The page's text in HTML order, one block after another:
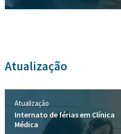
Atualização
Atualização
Internato de férias em Clínica
Médica